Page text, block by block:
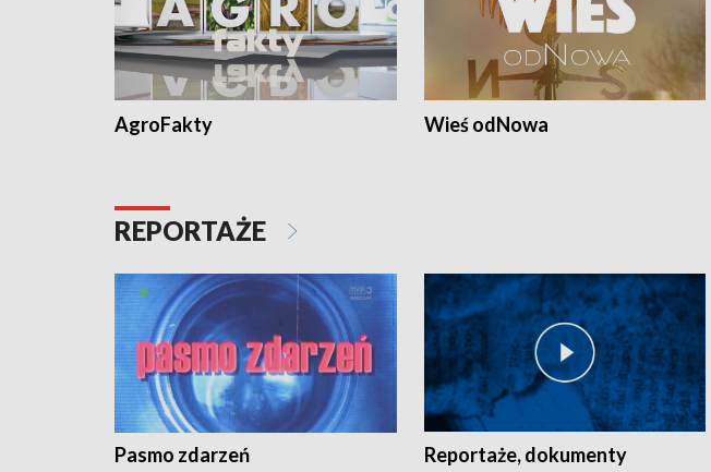
AgroFakty Wieś odNowa
REPORTAŻE
Pasmo zdarzeń Reportaże, dokumenty